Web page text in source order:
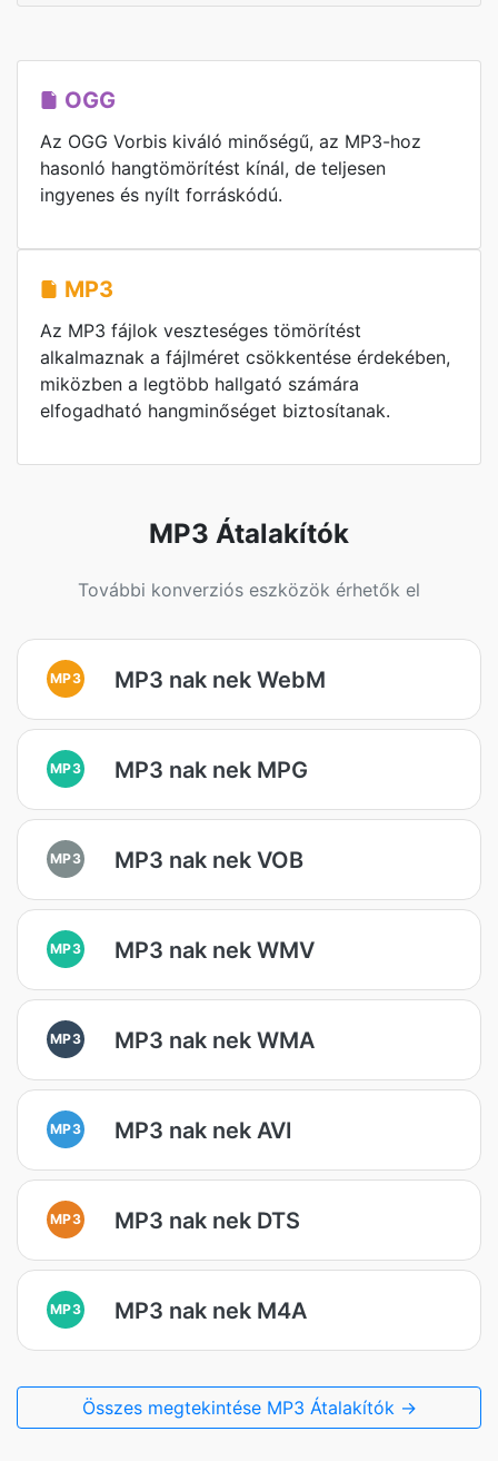
OGG
Az OGG Vorbis kiváló minőségű, az MP3-hoz
hasonló hangtömörítést kínál, de teljesen
ingyenes és nyílt forráskódú.
MP3
Az MP3 fájlok veszteséges tömörítést
alkalmaznak a fájlméret csökkentése érdekében,
miközben a legtöbb hallgató számára
elfogadható hangminőséget biztosítanak.
MP3 Átalakítók
További konverziós eszközök érhetők el
MP3 MP3 nak nek WebM
MP3 MP3 nak nek MPG
MP3 MP3 nak nek VOB
MP3 MP3 nak nek WMV
MP3 MP3 nak nek WMA
MP3 MP3 nak nek AVI
MP3 MP3 nak nek DTS
MP3 MP3 nak nek M4A
Összes megtekintése MP3 Átalakítók →